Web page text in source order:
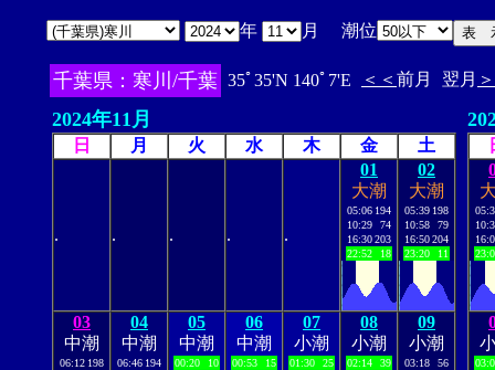
年 月 潮位
千葉県：寒川/千葉 35ﾟ35'N 140ﾟ7'E ＜＜ 前月 翌月
2024年11月
日 月 火 水 木 金 土
. . . . .
01
大潮
05:06 194
10:29
74
16:30203
22:52
18
02
大潮
05:39 198
10:58
79
16:50204
23:20
11
03
中潮
06:12 198
04
中潮
06:46 194
05
中潮
00:20
10
06
中潮
00:53
15
07
小潮
01:30
25
08
小潮
02:14
39
09
小潮
03:18
56